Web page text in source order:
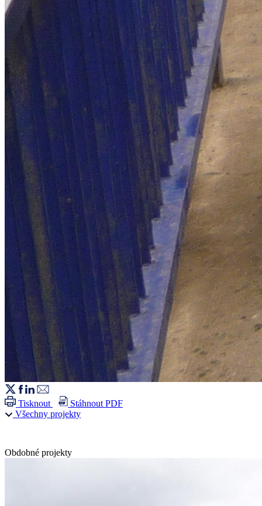
Tisknout
Stáhnout PDF
Všechny projekty
Obdobné projekty